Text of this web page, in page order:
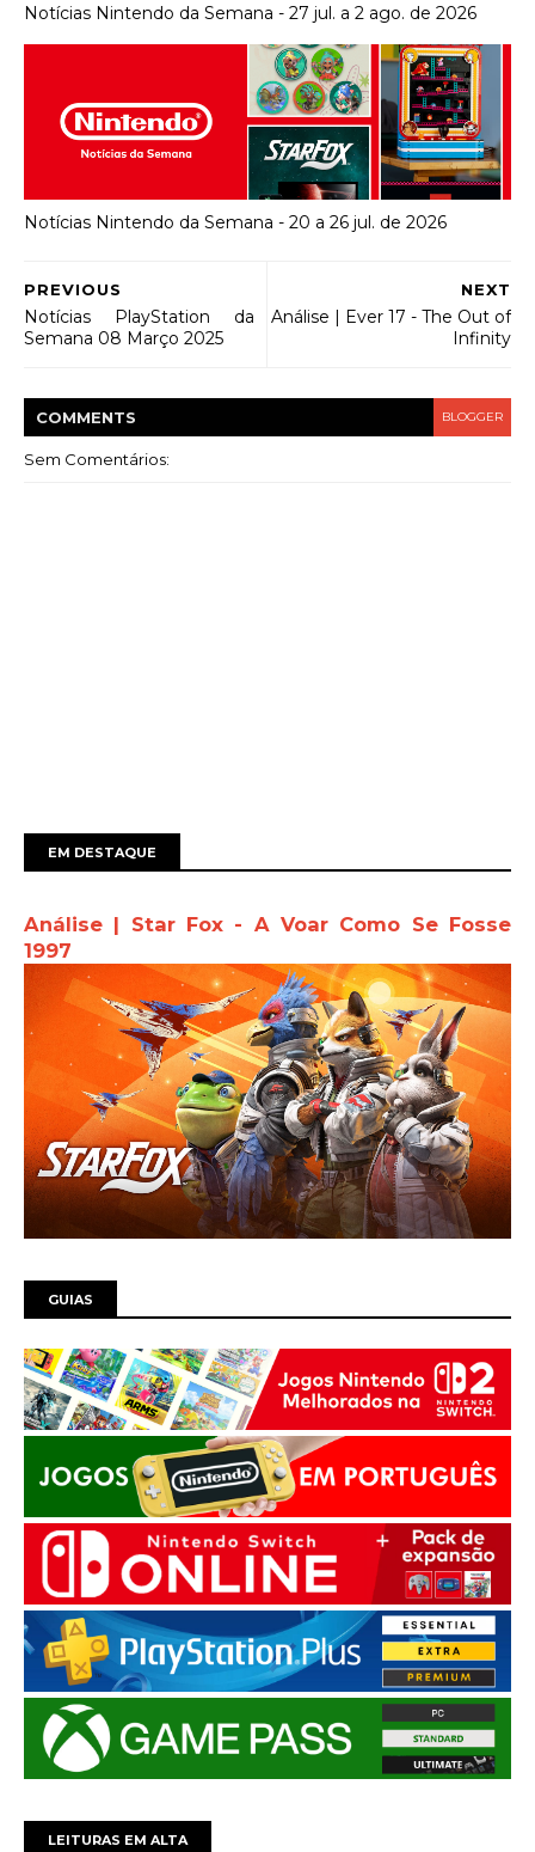
Notícias Nintendo da Semana - 27 jul. a 2 ago. de 2026
Notícias Nintendo da Semana - 20 a 26 jul. de 2026
NEXT
Análise | Ever 17 - The Out of
Infinity
PREVIOUS
Notícias PlayStation da
Semana 08 Março 2025
COMMENTS BLOGGER
Sem Comentários:
EM DESTAQUE
Análise | Star Fox - A Voar Como Se Fosse
1997
GUIAS
LEITURAS EM ALTA